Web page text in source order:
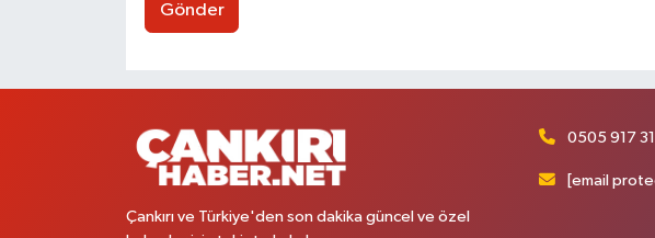
Gönder
Çankırı ve Türkiye'den son dakika güncel ve özel
0505 917
[email